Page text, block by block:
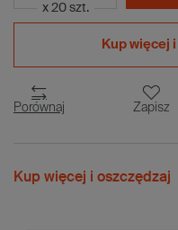
x 20 szt.
Kup więcej i
Porównaj Zapisz
Kup więcej i oszczędzaj